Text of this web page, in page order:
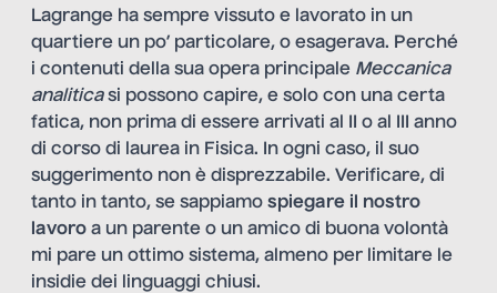
Lagrange ha sempre vissuto e lavorato in un
quartiere un po’ particolare, o esagerava. Perché
i contenuti della sua opera principale Meccanica
analiticasi possono capire, e solo con una certa
fatica, non prima di essere arrivati al II o al III anno
di corso di laurea in Fisica. In ogni caso, il suo
suggerimento non è disprezzabile. Verificare, di
tanto in tanto, se sappiamo spiegare il nostro
lavoro a un parente o un amico di buona volontà
mi pare un ottimo sistema, almeno per limitare le
insidie dei linguaggi chiusi.